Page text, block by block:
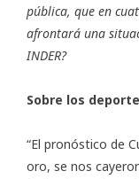
pública, que en
afrontará una
INDER?
Sobre los
“El pronóstico de
oro, se nos